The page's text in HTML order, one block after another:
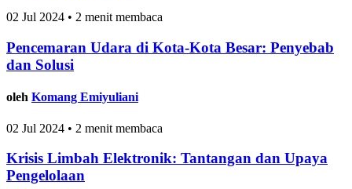
02 Jul 2024 • 2 menit membaca
Pencemaran Udara di Kota-Kota Besar: Penyebab
dan Solusi
oleh Komang Emiyuliani
02 Jul 2024 • 2 menit membaca
Krisis Limbah Elektronik: Tantangan dan Upaya
Pengelolaan